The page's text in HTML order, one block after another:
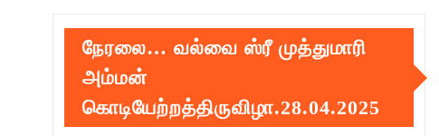
நேரலை… வல்வை ஸ்ரீ முத்துமாரி
அம்மன்
கொடியேற்றத்திருவிழா.28.04.2025